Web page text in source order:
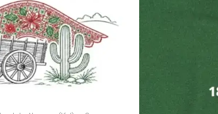
Experiências Educativas de Igualdade Étnico-
voltadas para a potencialização de jovens
parceria entre a Associação Brasileira de
Afro-Indígena (NEAINC) da Universidade
alunos bolsistas, oriundos de classes
capital e do interior do país.